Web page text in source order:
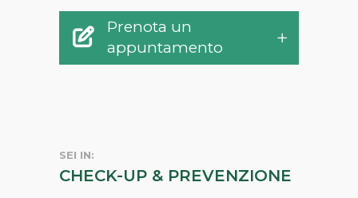
Prenota un
appuntamento
SEI IN:
CHECK-UP & PREVENZIONE